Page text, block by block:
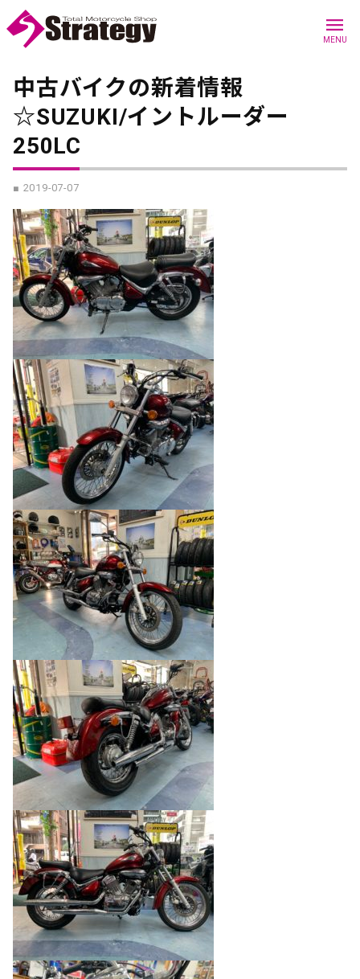
menu
MENU
中古バイクの新着情報
☆SUZUKI/イントルーダー
250LC
■ 2019-07-07